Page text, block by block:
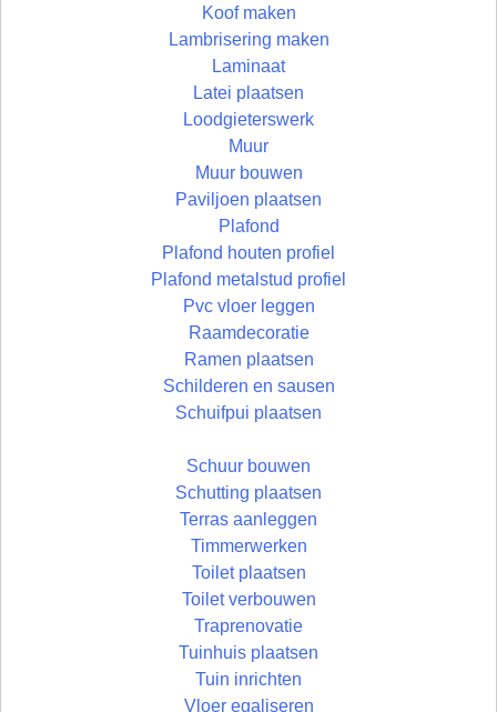
Koof maken
Lambrisering maken
Laminaat
Latei plaatsen
Loodgieterswerk
Muur
Muur bouwen
Paviljoen plaatsen
Plafond
Plafond houten profiel
Plafond metalstud profiel
Pvc vloer leggen
Raamdecoratie
Ramen plaatsen
Schilderen en sausen
Schuifpui plaatsen
Schuur bouwen
Schutting plaatsen
Terras aanleggen
Timmerwerken
Toilet plaatsen
Toilet verbouwen
Traprenovatie
Tuinhuis plaatsen
Tuin inrichten
Vloer egaliseren